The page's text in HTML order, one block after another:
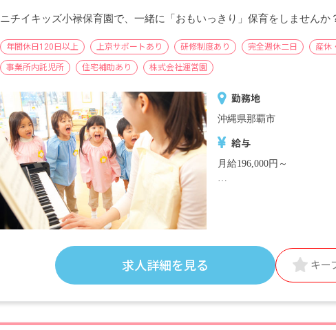
ニチイキッズ小禄保育園で、一緒に「おもいっきり」保育をしませんか
年間休日120日以上 上京サポートあり 研修制度あり 完全週休二日 産休
事業所内託児所 住宅補助あり 株式会社運営園
勤務地
沖縄県那覇市
給与
月給196,000円～
■時間外手当
■昇給（年1回）
求人詳細を見る キー